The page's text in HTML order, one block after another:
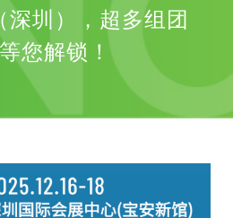
深圳），超多组团
您解锁！